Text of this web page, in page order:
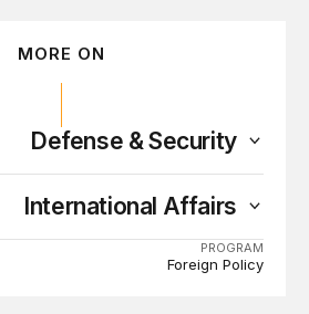
MORE ON
Defense & Security
International Affairs
PROGRAM
Foreign Policy